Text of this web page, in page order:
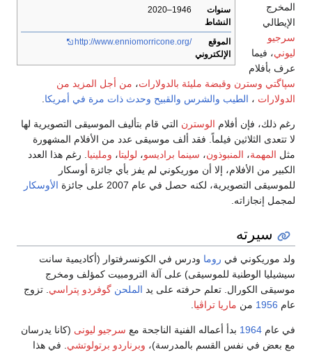
سنوات
النشاط
1946–2020
الموقع
الإلكتروني
http://www.enniomorricone.org/
المخرج
الإيطالي
سرجيو
ليوني، فيما
عرف بأفلام
سپاگتي وسترن وقبضة مليئة بالدولارات ،من أجل المزيد من
الدولارات،الطيب والشرس والقبيح وحدث ذات مرة في أمريكا .
رغم ذلك، فإن أفلامالوسترنالتي قام بتأليف الموسيقى التصويرية لها
لا تتعدى الثلاثين فيلماً. فقد ألف موسيقى عدد من الأفلام المشهورة
مثلالمهمة،المنبوذون،سينما براديسو،لوليتا،وملينيا. رغم هذا العدد
الكبير من الأفلام، إلا أن موريكوني لم يفز بأي جائزة أوسكار
للموسيقى التصويرية، لكنه حصل في عام 2007 على جائزة
الأوسكار
لمجمل إنجازاته.
سيرته
ولد موريكوني فيروماودرس في الكونسرفتوار (أكاديمية سانت
سيشيليا الوطنية للموسيقى) على آلة الترومبيت كمؤلف ومخرج
موسيقى الكورال. تعلم حرفته على يد الملحن گوفردو پتراسي. تزوج
عام1956منماريا تراڤيا.
في عام1964بدأ أعماله الفنية الناجحة معسرجيو ليونى(كانا يدرسان
مع بعض في نفس القسم بالمدرسة)،وبرناردو برتولوتشي. في هذا